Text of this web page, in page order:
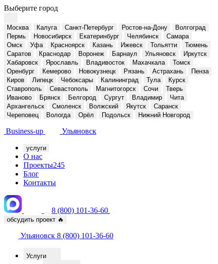
Выберите город
Москва Калуга Санкт-Петербург Ростов-на-Дону
Волгоград
Пермь
Новосибирск Екатеринбург Челябинск
Самара
Омск
Уфа Красноярск Казань Ижевск Тольятти
Тюмень
Саратов
Краснодар Воронеж Барнаул Ульяновск
Иркутск
Хабаровск
Ярославль Владивосток Махачкала
Томск
Оренбург
Кемерово Новокузнецк Рязань Астрахань
Пенза
Киров
Липецк Чебоксары Калининград Тула
Курск
Ставрополь
Севастополь Магнитогорск Сочи
Тверь
Иваново
Брянск Белгород Сургут Владимир
Чита
Архангельск
Смоленск Волжский Якутск
Саранск
Череповец
Вологда Орёл Подольск Нижний Новгород
Business-up Ульяновск
услуги
О нас
Проекты245
Блог
Контакты
8 (800) 101-36-60
обсудить проект 🔥
Ульяновск 8 (800) 101-36-60
Услуги